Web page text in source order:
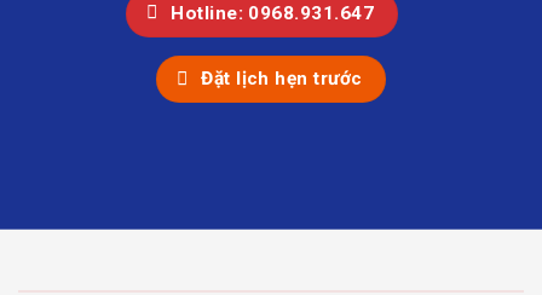
Hotline: 0968.931.647
Đặt lịch hẹn trước